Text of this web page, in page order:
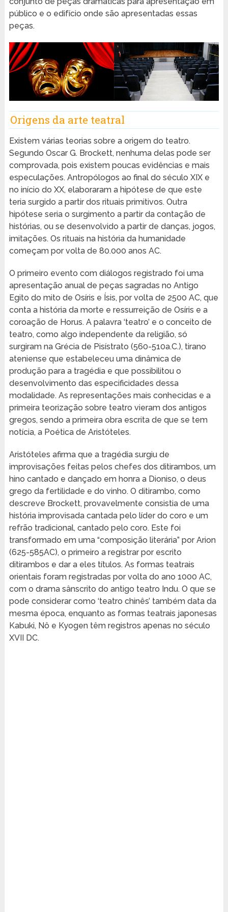
público e o edifício onde são apresentadas essas
peças.
Origens da arte teatral
Existem várias teorias sobre a origem do teatro.
Segundo Oscar G. Brockett, nenhuma delas pode ser
comprovada, pois existem poucas evidências e mais
especulações. Antropólogos ao final do século XIX e
no início do XX, elaboraram a hipótese de que este
teria surgido a partir dos rituais primitivos. Outra
hipótese seria o surgimento a partir da contação de
histórias, ou se desenvolvido a partir de danças, jogos,
imitações. Os rituais na história da humanidade
começam por volta de 80.000 anos AC.
O primeiro evento com diálogos registrado foi uma
apresentação anual de peças sagradas no Antigo
Egito do mito de Osíris e Ísis, por volta de 2500 AC, que
conta a história da morte e ressurreição de Osíris e a
coroação de Horus. A palavra ‘teatro’ e o conceito de
teatro, como algo independente da religião, só
surgiram na Grécia de Pisístrato (560-510a.C.), tirano
ateniense que estabeleceu uma dinâmica de
produção para a tragédia e que possibilitou o
desenvolvimento das especificidades dessa
modalidade. As representações mais conhecidas e a
primeira teorização sobre teatro vieram dos antigos
gregos, sendo a primeira obra escrita de que se tem
notícia, a Poética de Aristóteles.
Aristóteles afirma que a tragédia surgiu de
improvisações feitas pelos chefes dos ditirambos, um
hino cantado e dançado em honra a Dioniso, o deus
grego da fertilidade e do vinho. O ditirambo, como
descreve Brockett, provavelmente consistia de uma
história improvisada cantada pelo líder do coro e um
refrão tradicional, cantado pelo coro. Este foi
transformado em uma “composição literária” por Arion
(625-585AC), o primeiro a registrar por escrito
ditirambos e dar a eles títulos. As formas teatrais
orientais foram registradas por volta do ano 1000 AC,
com o drama sânscrito do antigo teatro Indu. O que se
pode considerar como ‘teatro chinês’ também data da
mesma época, enquanto as formas teatrais japonesas
Kabuki, Nô e Kyogen têm registros apenas no século
XVII DC.